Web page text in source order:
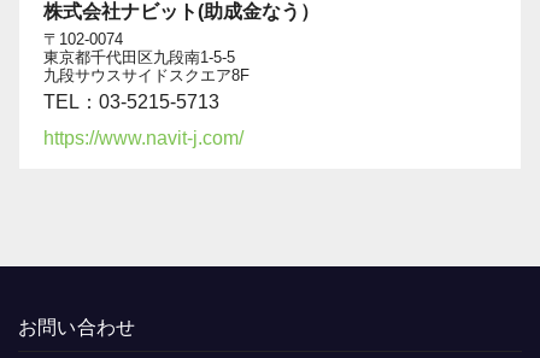
株式会社ナビット(助成金なう）
〒102-0074
東京都千代田区九段南1-5-5
九段サウスサイドスクエア8F
TEL：03-5215-5713
https://www.navit-j.com/
お問い合わせ